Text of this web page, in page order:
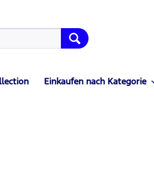
Einkaufen nach Kategorie